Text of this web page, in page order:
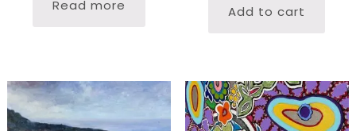
Read more Add to cart